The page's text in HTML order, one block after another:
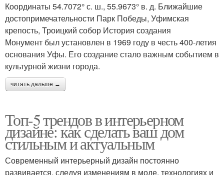
Координаты 54.7072° с. ш., 55.9673° в. д. Ближайшие
достопримечательности Парк Победы, Уфимская
крепость, Троицкий собор История создания
Монумент был установлен в 1969 году в честь 400-летия
основания Уфы. Его создание стало важным событием в
культурной жизни города.
читать дальше →
Топ-5 трендов в интерьерном
дизайне: как сделать ваш дом
стильным и актуальным
Современный интерьерный дизайн постоянно
развивается, следуя изменениям в моде, технологиях и